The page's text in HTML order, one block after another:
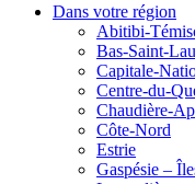
Dans votre région
Abitibi-
Bas-Saint-
Capitale-
Centre-du-
Chaudière-
Côte-Nord
Estrie
Gaspésie –